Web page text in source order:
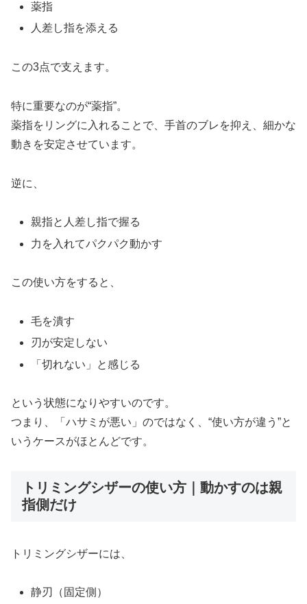
薬指
人差し指を添える
この3点で支えます。
特に重要なのが“薬指”。
薬指をリングに入れることで、手首のブレを抑え、細かな
動きを安定させています。
逆に、
親指と人差し指で握る
力を入れてパクパク動かす
この使い方をすると、
毛を潰す
刃が安定しない
「切れない」と感じる
という状態になりやすいのです。
つまり、「ハサミが悪い」のではなく、“使い方が違う”と
いうケースがほとんどです。
トリミングシザーの使い方｜動かすのは親
指側だけ
トリミングシザーには、
静刃（固定側）